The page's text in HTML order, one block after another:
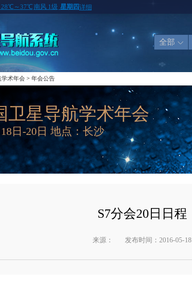
全部
学术年会 > 年会公告
卫星导航学术年会
日-20日 地点：长沙
S7分会20日日程
来源： 发布时间：2016-05-18